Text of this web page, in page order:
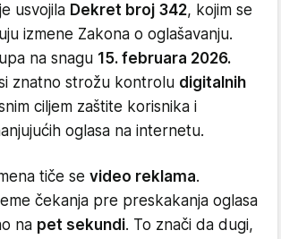
usvojila Dekret broj 342, kojim se
izmene Zakona o oglašavanju.
na snagu 15. februara 2026.
znatno strožu kontrolu digitalnih
ciljem zaštite korisnika i
oglasa na internetu.
tiče se video reklama.
čekanja pre preskakanja oglasa
na pet sekundi. To znači da dugi,